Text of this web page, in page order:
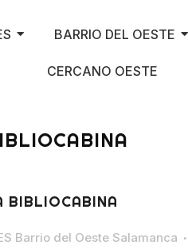
BARRIO DEL OESTE
CERCANO OESTE
BIBLIOCABINA
Barrio del Oeste Salamanca